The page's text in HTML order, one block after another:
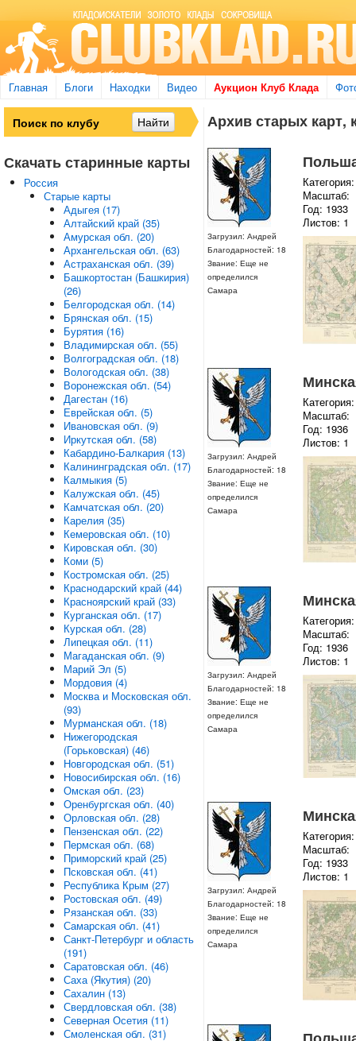
Главная Блоги Находки Видео Аукцион Клуб Клада
Архив старых карт,
Загрузил: Андрей
Благодарностей: 18
Звание: Еще не
определился
Самара
Масштаб:
Год: 1933
Листов: 1
Загрузил: Андрей
Благодарностей: 18
Звание: Еще не
определился
Самара
Масштаб:
Год: 1936
Листов: 1
Загрузил: Андрей
Благодарностей: 18
Звание: Еще не
определился
Самара
Масштаб:
Год: 1936
Листов: 1
Загрузил: Андрей
Благодарностей: 18
Звание: Еще не
определился
Самара
Масштаб:
Год: 1933
Листов: 1
Скачать старинные карты
Россия
Старые карты
Адыгея (17)
Алтайский край (35)
Амурская обл. (20)
Архангельская обл. (63)
Астраханская обл. (39)
Башкортостан (Башкирия)
(26)
Белгородская обл. (14)
Брянская обл. (15)
Бурятия (16)
Владимирская обл. (55)
Волгоградская обл. (18)
Вологодская обл. (38)
Воронежская обл. (54)
Дагестан (16)
Еврейская обл. (5)
Ивановская обл. (9)
Иркутская обл. (58)
Кабардино-Балкария (13)
Калининградская обл. (17)
Калмыкия (5)
Калужская обл. (45)
Камчатская обл. (20)
Карелия (35)
Кемеровская обл. (10)
Кировская обл. (30)
Коми (5)
Костромская обл. (25)
Краснодарский край (44)
Красноярский край (33)
Курганская обл. (17)
Курская обл. (28)
Липецкая обл. (11)
Магаданская обл. (9)
Марий Эл (5)
Мордовия (4)
Москва и Московская обл.
(93)
Мурманская обл. (18)
Нижегородская
(Горьковская) (46)
Новгородская обл. (51)
Новосибирская обл. (16)
Омская обл. (23)
Оренбургская обл. (40)
Орловская обл. (28)
Пензенская обл. (22)
Пермская обл. (68)
Приморский край (25)
Псковская обл. (41)
Республика Крым (27)
Ростовская обл. (49)
Рязанская обл. (33)
Самарская обл. (41)
Санкт-Петербург и область
(191)
Саратовская обл. (46)
Саха (Якутия) (20)
Сахалин (13)
Свердловская обл. (38)
Северная Осетия (11)
Смоленская обл. (31)